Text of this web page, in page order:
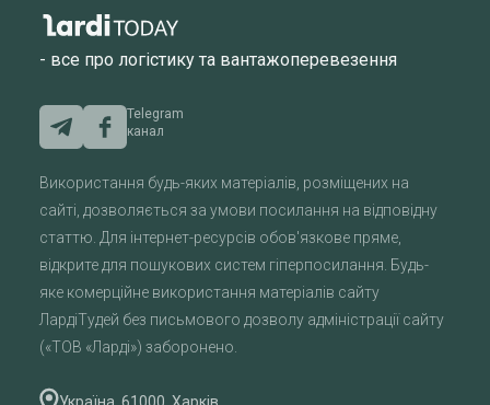
- все про логістику та вантажоперевезення
Telegram
канал
Використання будь-яких матеріалів, розміщених на
сайті, дозволяється за умови посилання на відповідну
статтю. Для інтернет-ресурсів обов'язкове пряме,
відкрите для пошукових систем гіперпосилання. Будь-
яке комерційне використання матеріалів сайту
ЛардіТудей без письмового дозволу адміністрації сайту
(«ТОВ «Ларді») заборонено.